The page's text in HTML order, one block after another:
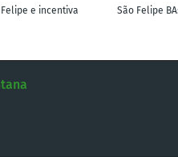
São Felipe
e incentiva